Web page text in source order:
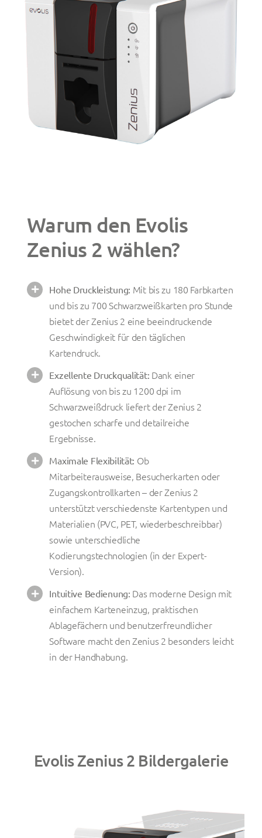
Warum den Evolis
Zenius 2 wählen?
Hohe Druckleistung: Mit bis zu 180 Farbkarten
und bis zu 700 Schwarzweißkarten pro Stunde
bietet der Zenius 2 eine beeindruckende
Geschwindigkeit für den täglichen
Kartendruck.
Exzellente Druckqualität: Dank einer
Auflösung von bis zu 1200 dpi im
Schwarzweißdruck liefert der Zenius 2
gestochen scharfe und detailreiche
Ergebnisse.
Maximale Flexibilität: Ob
Mitarbeiterausweise, Besucherkarten oder
Zugangskontrollkarten – der Zenius 2
unterstützt verschiedenste Kartentypen und
Materialien (PVC, PET, wiederbeschreibbar)
sowie unterschiedliche
Kodierungstechnologien (in der Expert-
Version).
Intuitive Bedienung: Das moderne Design mit
einfachem Karteneinzug, praktischen
Ablagefächern und benutzerfreundlicher
Software macht den Zenius 2 besonders leicht
in der Handhabung.
Evolis Zenius 2 Bildergalerie